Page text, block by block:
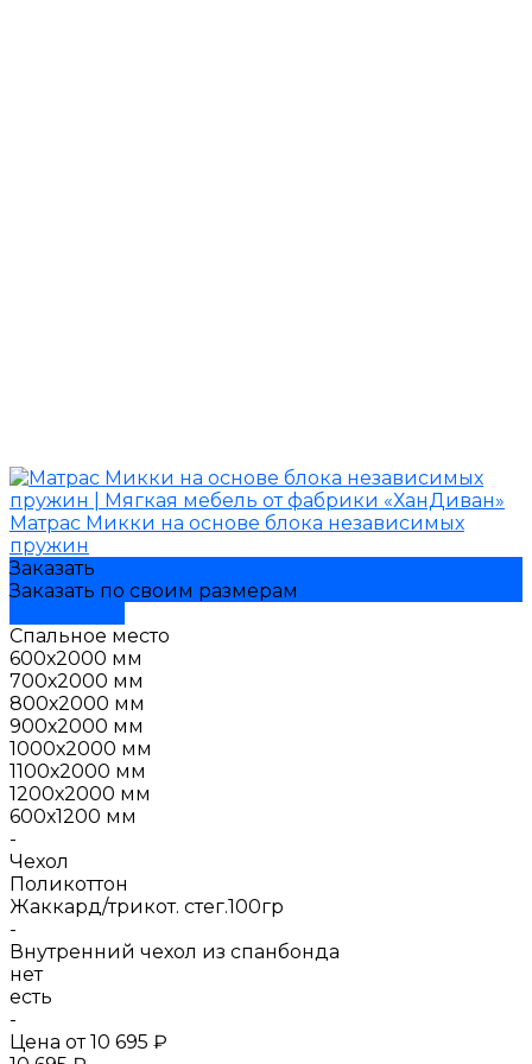
Матрас Микки на основе блока независимых
пружин
Заказать
Заказать по своим размерам
Спальное место
600х2000 мм
700х2000 мм
800х2000 мм
900х2000 мм
1000х2000 мм
1100х2000 мм
1200х2000 мм
600х1200 мм
-
Чехол
Поликоттон
Жаккард/трикот. стег.100гр
-
Внутренний чехол из спанбонда
нет
есть
-
Цена от 10 695 ₽